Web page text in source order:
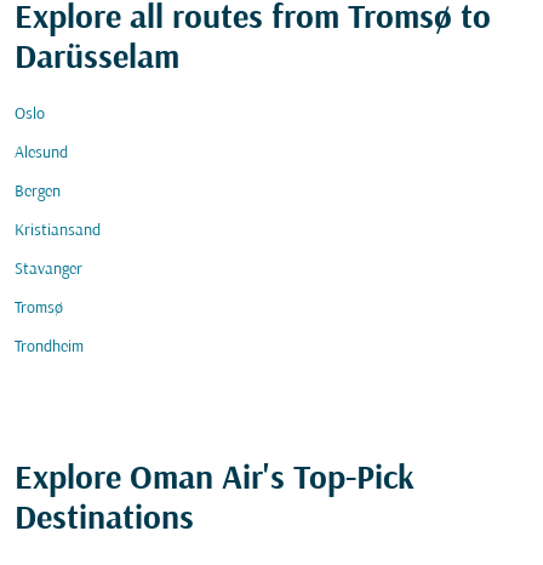
Explore all routes from Tromsø to
Darüsselam
Oslo
Alesund
Bergen
Kristiansand
Stavanger
Tromsø
Trondheim
Explore Oman Air's Top-Pick
Destinations